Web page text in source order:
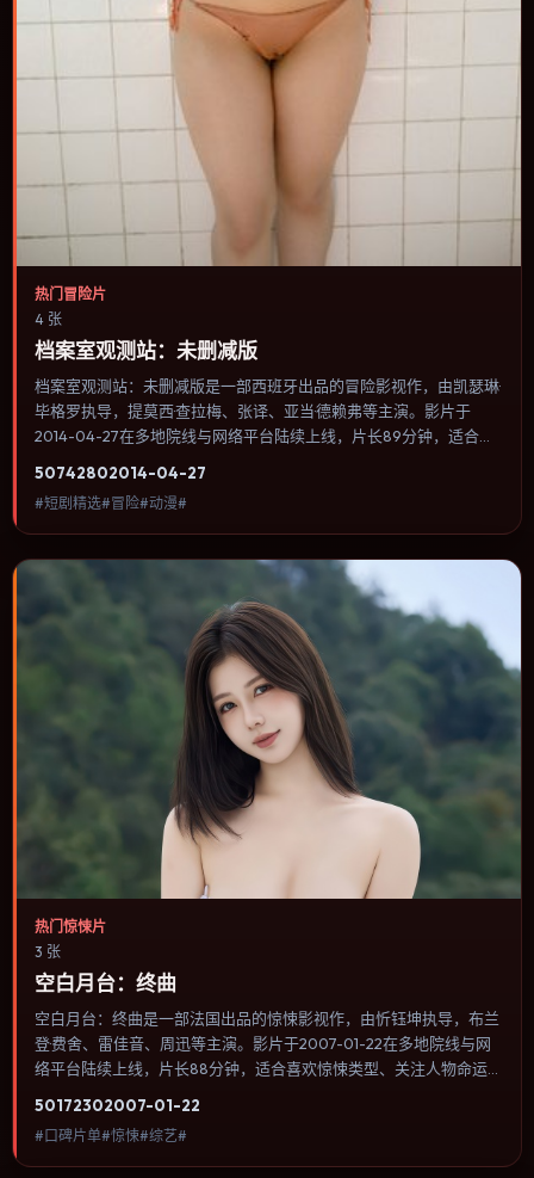
热门冒险片
4 张
档案室观测站：未删减版
档案室观测站：未删减版是一部西班牙出品的冒险影视作，由凯瑟琳·
毕格罗执导，提莫西·查拉梅、张译、亚当·德赖弗等主演。影片于
2014-04-27在多地院线与网络平台陆续上线，片长89分钟，适合喜
选择与情节推进，节奏与视听语言统一，可作为休闲观影或类型片补
片的选择。
50742802014-04-27
#短剧精选#冒险#动漫#
热门惊悚片
3 张
空白月台：终曲
空白月台：终曲是一部法国出品的惊悚影视作，由忻钰坤执导，布兰
登·费舍、雷佳音、周迅等主演。影片于2007-01-22在多地院线与网
络平台陆续上线，片长88分钟，适合喜欢惊悚类型、关注人物命运
统一，可作为休闲观影或类型片补片的选择。
50172302007-01-22
#口碑片单#惊悚#综艺#